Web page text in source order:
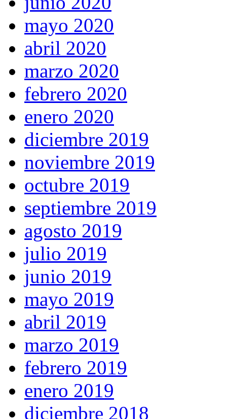
mayo 2020
abril 2020
marzo 2020
febrero 2020
enero 2020
diciembre 2019
noviembre 2019
octubre 2019
septiembre 2019
agosto 2019
julio 2019
junio 2019
mayo 2019
abril 2019
marzo 2019
febrero 2019
enero 2019
diciembre 2018